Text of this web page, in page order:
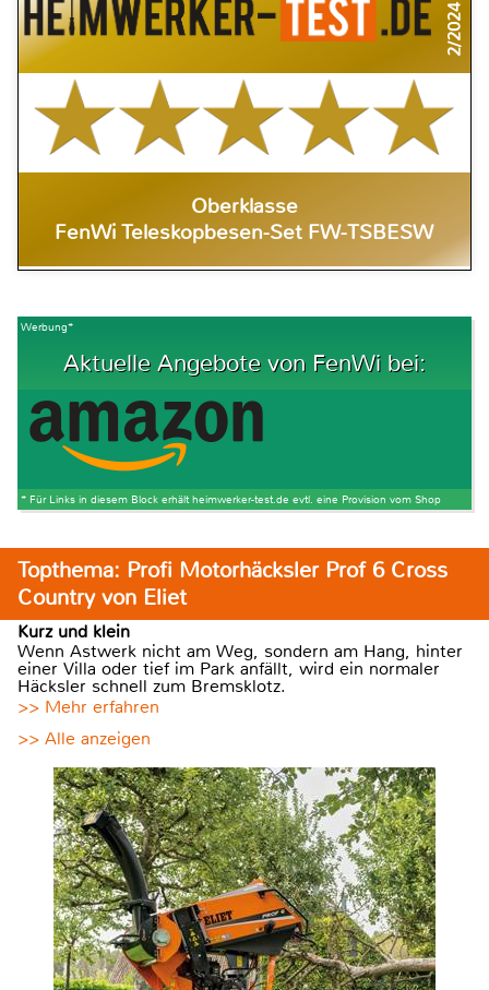
2/2024
Oberklasse
FenWi Teleskopbesen-Set FW-TSBESW
Werbung*
Aktuelle Angebote von FenWi bei:
* Für Links in diesem Block erhält heimwerker-test.de evtl. eine Provision vom Shop
Topthema: Profi Motorhäcksler Prof 6 Cross
Country von Eliet
Kurz und klein
Wenn Astwerk nicht am Weg, sondern am Hang, hinter
einer Villa oder tief im Park anfällt, wird ein normaler
Häcksler schnell zum Bremsklotz.
>> Mehr erfahren
>> Alle anzeigen